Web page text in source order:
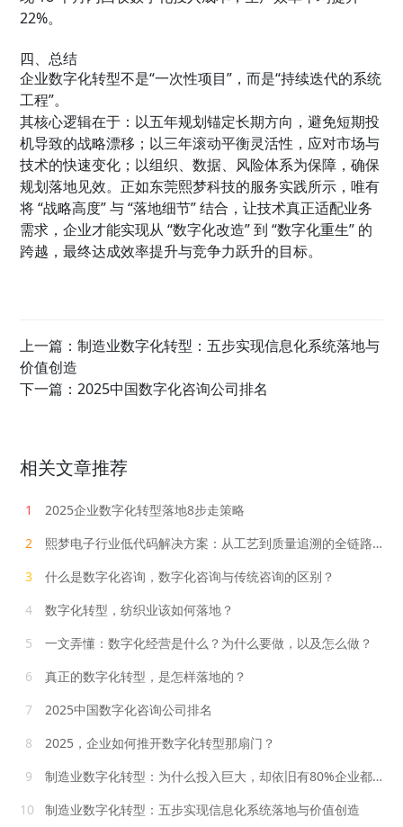
22%。
四、总结
企业数字化转型不是“一次性项目”，而是“持续迭代的系统
工程”。
其核心逻辑在于：以五年规划锚定长期方向，避免短期投
机导致的战略漂移；以三年滚动平衡灵活性，应对市场与
技术的快速变化；以组织、数据、风险体系为保障，确保
规划落地见效。正如东莞熙梦科技的服务实践所示，唯有
将 “战略高度” 与 “落地细节” 结合，让技术真正适配业务
需求，企业才能实现从 “数字化改造” 到 “数字化重生” 的
跨越，最终达成效率提升与竞争力跃升的目标。
上一篇：制造业数字化转型：五步实现信息化系统落地与
价值创造
下一篇：2025中国数字化咨询公司排名
相关文章推荐
1
2025企业数字化转型落地8步走策略
2
熙梦电子行业低代码解决方案：从工艺到质量追溯的全链路数字化
3
什么是数字化咨询，数字化咨询与传统咨询的区别？
4
数字化转型，纺织业该如何落地？
5
一文弄懂：数字化经营是什么？为什么要做，以及怎么做？
6
真正的数字化转型，是怎样落地的？
7
2025中国数字化咨询公司排名
8
2025，企业如何推开数字化转型那扇门？
9
制造业数字化转型：为什么投入巨大，却依旧有80%企业都失败了？
10
制造业数字化转型：五步实现信息化系统落地与价值创造